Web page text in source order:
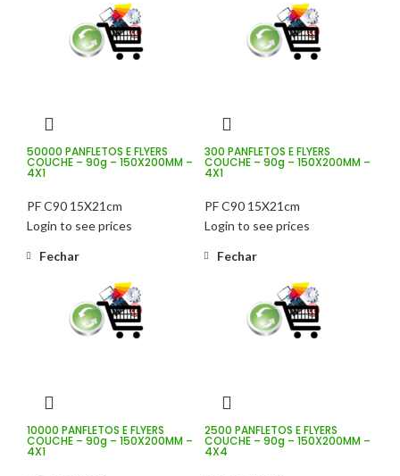
50000 PANFLETOS E FLYERS
COUCHE – 90g – 150X200MM –
4X1
PF C90 15X21cm
Login to see prices
300 PANFLETOS E FLYERS
COUCHE – 90g – 150X200MM –
4X1
PF C90 15X21cm
Login to see prices
Fechar
10000 PANFLETOS E FLYERS
COUCHE – 90g – 150X200MM –
4X1
Fechar
2500 PANFLETOS E FLYERS
COUCHE – 90g – 150X200MM –
4X4